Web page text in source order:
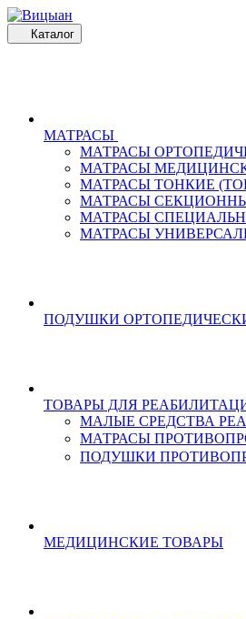
Каталог
МАТРАСЫ
МАТРАСЫ
МАТРАСЫ
МАТРАСЫ ТОНКИЕ
МАТРАСЫ
МАТРАСЫ
МАТРАСЫ
ПОДУШКИ
ТОВАРЫ ДЛЯ
МАЛЫЕ СРЕДСТВА
МАТРАСЫ
ПОДУШКИ
МЕДИЦИНСКИЕ ТОВАРЫ